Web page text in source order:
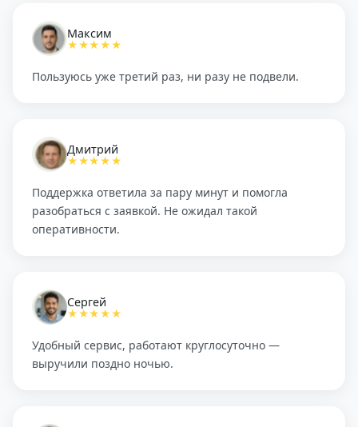
Максим
★★★★★
Пользуюсь уже третий раз, ни разу не подвели.
Дмитрий
★★★★★
Поддержка ответила за пару минут и помогла
разобраться с заявкой. Не ожидал такой
оперативности.
Сергей
★★★★★
Удобный сервис, работают круглосуточно —
выручили поздно ночью.